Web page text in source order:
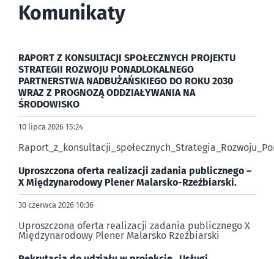
Komunikaty
RAPORT Z KONSULTACJI SPOŁECZNYCH PROJEKTU
STRATEGII ROZWOJU PONADLOKALNEGO
PARTNERSTWA NADBUŻAŃSKIEGO DO ROKU 2030
WRAZ Z PROGNOZĄ ODDZIAŁYWANIA NA
ŚRODOWISKO
10 lipca 2026 15:24
Uproszczona oferta realizacji zadania publicznego –
X Międzynarodowy Plener Malarsko-Rzeźbiarski.
30 czerwca 2026 10:36
Uproszczona oferta realizacji zadania publicznego X
Międzynarodowy Plener Malarsko Rzeźbiarski